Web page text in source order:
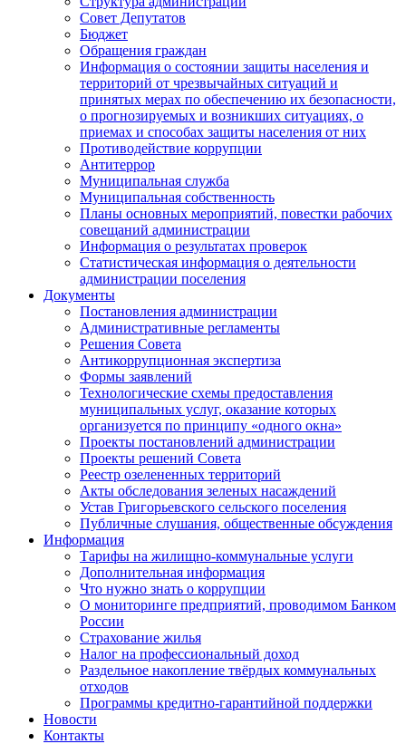
Совет Депутатов
Бюджет
Обращения граждан
Информация о состоянии защиты населения и
территорий от чрезвычайных ситуаций и
принятых мерах по обеспечению их безопасности,
о прогнозируемых и возникших ситуациях, о
приемах и способах защиты населения от них
Противодействие коррупции
Антитеррор
Муниципальная служба
Муниципальная собственность
Планы основных мероприятий, повестки рабочих
совещаний администрации
Информация о результатах проверок
Статистическая информация о деятельности
администрации поселения
Документы
Постановления администрации
Административные регламенты
Решения Совета
Антикоррупционная экспертиза
Формы заявлений
Технологические схемы предоставления
муниципальных услуг, оказание которых
организуется по принципу «одного окна»
Проекты постановлений администрации
Проекты решений Совета
Реестр озелененных территорий
Акты обследования зеленых насаждений
Устав Григорьевского сельского поселения
Публичные слушания, общественные обсуждения
Информация
Тарифы на жилищно-коммунальные услуги
Дополнительная информация
Что нужно знать о коррупции
О мониторинге предприятий, проводимом Банком
России
Страхование жилья
Налог на профессиональный доход
Раздельное накопление твёрдых коммунальных
отходов
Программы кредитно-гарантийной поддержки
Новости
Контакты